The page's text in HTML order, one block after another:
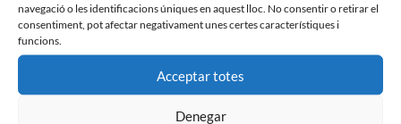
navegació o les identificacions úniques en aquest lloc. No consentir o retirar el
consentiment, pot afectar negativament unes certes característiques i
funcions.
Acceptar totes
Denegar
𝑽𝒆𝒏𝒊𝒎 𝒅’𝒖𝒏𝒂 𝒈𝒓𝒂𝒏 𝒃𝒂𝒕𝒂𝒍𝒍𝒂…𝒊 𝒂𝒏𝒆𝒎 𝒂 𝒑𝒆𝒓 𝒍𝒂 𝒔𝒆𝒈𝒖̈𝒆𝒏𝒕